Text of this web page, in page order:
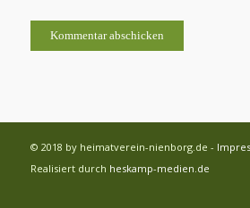
© 2018 by heimatverein-nienborg.de -
Realisiert durch heskamp-medien.de